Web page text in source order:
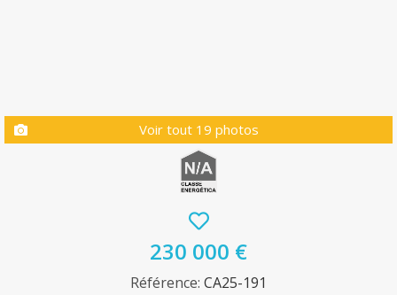
Voir tout 19 photos
230 000 €
Référence: CA25-191